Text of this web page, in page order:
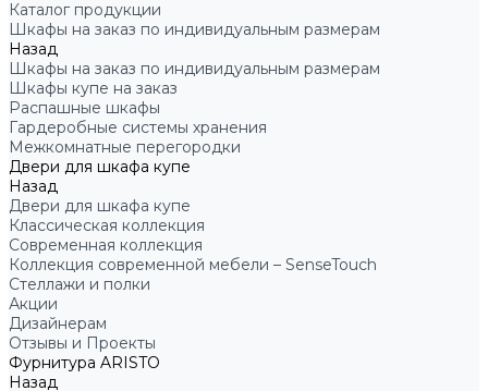
Каталог продукции
Шкафы на заказ по индивидуальным размерам
Назад
Шкафы на заказ по индивидуальным размерам
Шкафы купе на заказ
Распашные шкафы
Гардеробные системы хранения
Межкомнатные перегородки
Двери для шкафа купе
Назад
Двери для шкафа купе
Классическая коллекция
Современная коллекция
Коллекция современной мебели – SenseTouch
Стеллажи и полки
Акции
Дизайнерам
Отзывы и Проекты
Фурнитура ARISTO
Назад